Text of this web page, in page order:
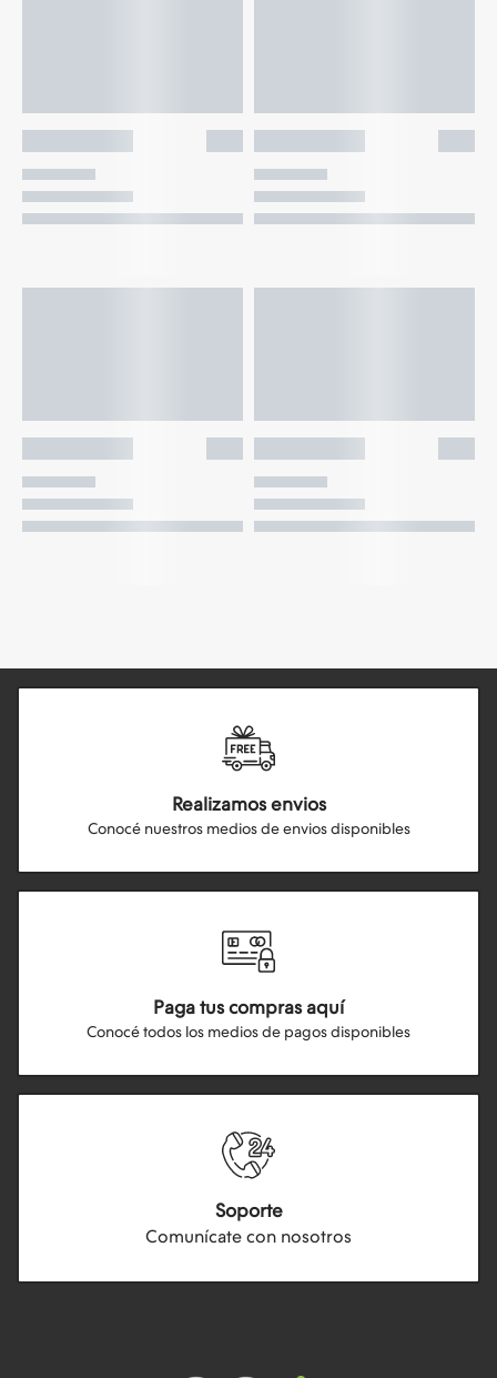
Realizamos envios
Conocé nuestros medios de envios disponibles
Paga tus compras aquí
Conocé todos los medios de pagos disponibles
Soporte
Comunícate con nosotros